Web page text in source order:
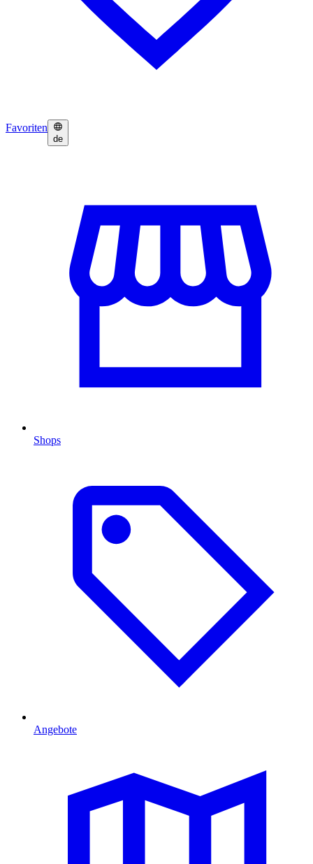
Favoriten
de
Shops
Angebote